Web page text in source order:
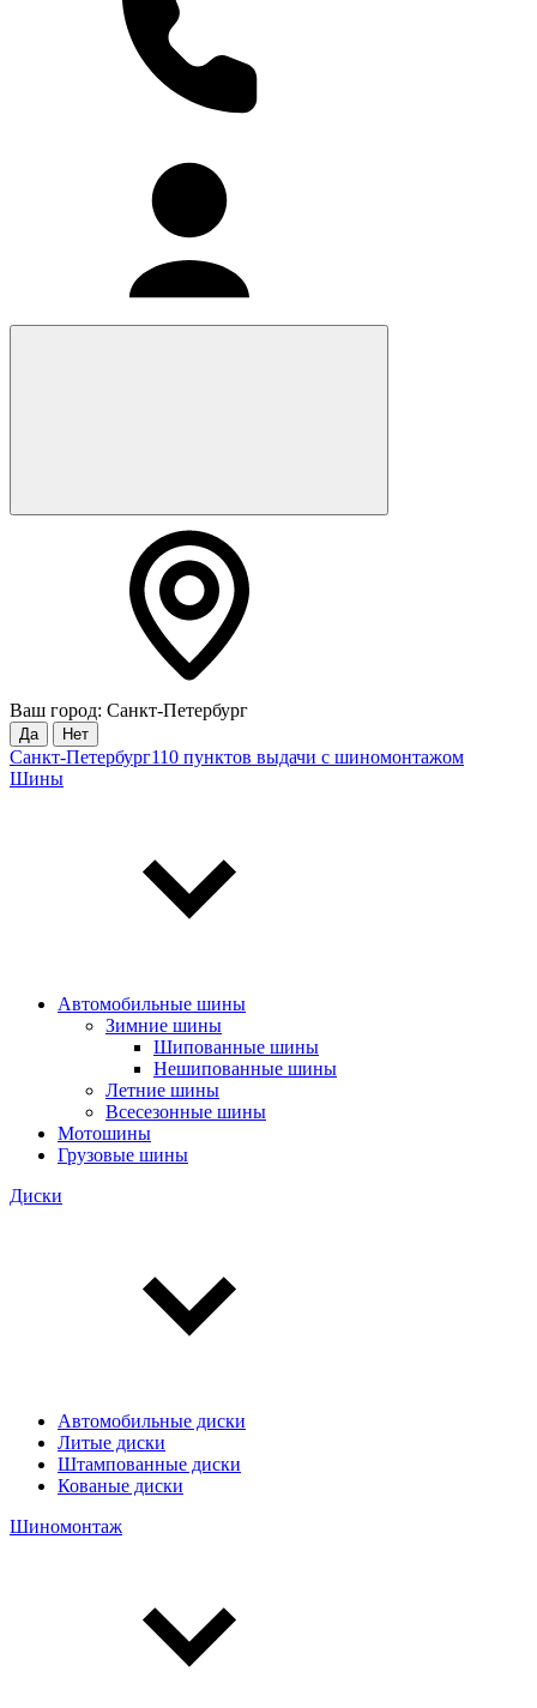
Ваш город: Санкт-Петербург
Да Нет
Санкт-Петербург110 пунктов выдачи с шиномонтажом
Шины
Автомобильные шины
Зимние шины
Шипованные шины
Нешипованные шины
Летние шины
Всесезонные шины
Мотошины
Грузовые шины
Диски
Автомобильные диски
Литые диски
Штампованные диски
Кованые диски
Шиномонтаж